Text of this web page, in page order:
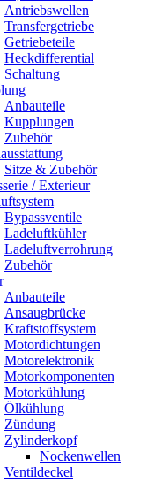
Antriebswellen
Transfergetriebe
Getriebeteile
Heckdifferential
Schaltung
Anbauteile
Kupplungen
Zubehör
Sitze & Zubehör
/ Exterieur
Bypassventile
Ladeluftkühler
Ladeluftverrohrung
Zubehör
Anbauteile
Ansaugbrücke
Kraftstoffsystem
Motordichtungen
Motorelektronik
Motorkomponenten
Motorkühlung
Ölkühlung
Zündung
Zylinderkopf
Nockenwellen
Ventildeckel